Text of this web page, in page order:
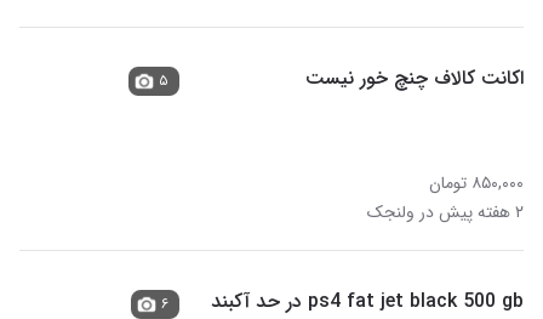
اکانت کالاف چنچ خور نیست
۸۵۰,۰۰۰ تومان
۲ هفته پیش در ولنجک
۵
ps4 fat jet black 500 gb در حد آکبند
۶